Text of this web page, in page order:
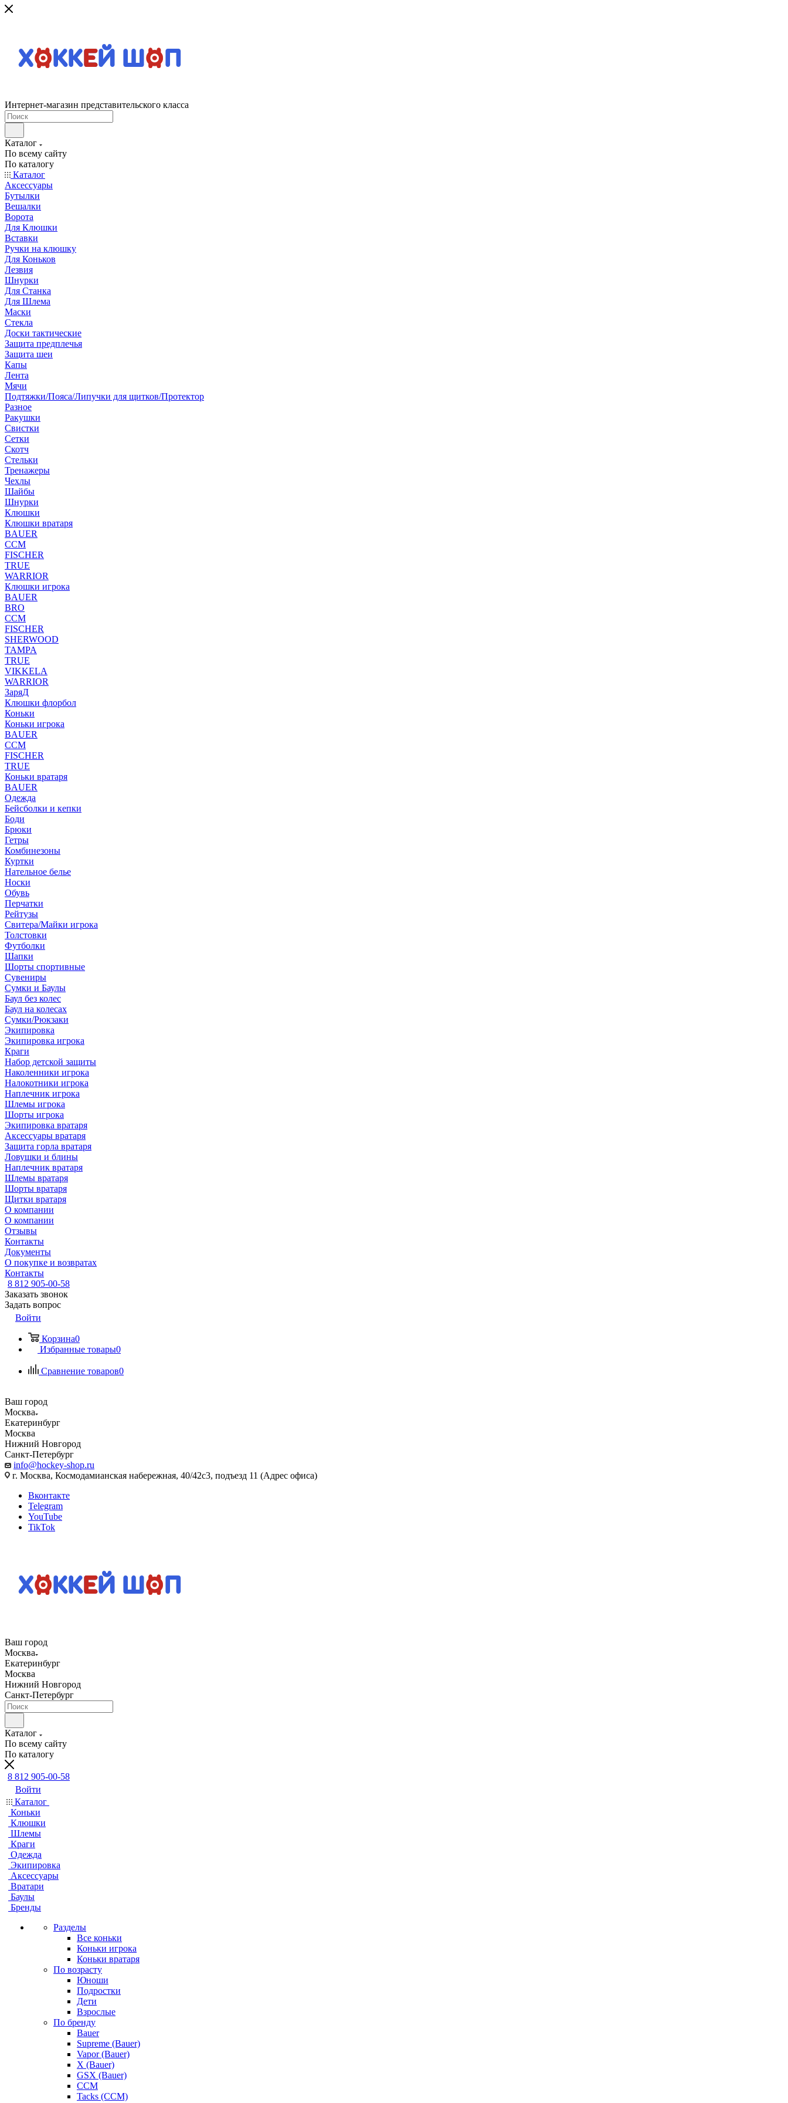
Интернет-магазин представительского класса
Каталог
По всему сайту
По каталогу
Каталог
Аксессуары
Бутылки
Вешалки
Ворота
Для Клюшки
Вставки
Ручки на клюшку
Для Коньков
Лезвия
Шнурки
Для Станка
Для Шлема
Маски
Стекла
Доски тактические
Защита предплечья
Защита шеи
Капы
Лента
Мячи
Подтяжки/Пояса/Липучки для щитков/Протектор
Разное
Ракушки
Свистки
Сетки
Скотч
Стельки
Тренажеры
Чехлы
Шайбы
Шнурки
Клюшки
Клюшки вратаря
BAUER
CCM
FISCHER
TRUE
WARRIOR
Клюшки игрока
BAUER
BRO
CCM
FISCHER
SHERWOOD
TAMPA
TRUE
VIKKELA
WARRIOR
ЗаряД
Клюшки флорбол
Коньки
Коньки игрока
BAUER
CCM
FISCHER
TRUE
Коньки вратаря
BAUER
Одежда
Бейсболки и кепки
Боди
Брюки
Гетры
Комбинезоны
Куртки
Нательное белье
Носки
Обувь
Перчатки
Рейтузы
Свитера/Майки игрока
Толстовки
Футболки
Шапки
Шорты спортивные
Сувениры
Сумки и Баулы
Баул без колес
Баул на колесах
Сумки/Рюкзаки
Экипировка
Экипировка игрока
Краги
Набор детской защиты
Наколенники игрока
Налокотники игрока
Наплечник игрока
Шлемы игрока
Шорты игрока
Экипировка вратаря
Аксессуары вратаря
Защита горла вратаря
Ловушки и блины
Наплечник вратаря
Шлемы вратаря
Шорты вратаря
Щитки вратаря
О компании
О компании
Отзывы
Контакты
Документы
О покупке и возвратах
Контакты
8 812 905-00-58
Заказать звонок
Задать вопрос
Войти
Корзина0
Избранные товары0
Сравнение товаров0
Ваш город
Москва
Екатеринбург
Москва
Нижний Новгород
Санкт-Петербург
info@hockey-shop.ru
г. Москва, Космодамианская набережная, 40/42с3, подъезд 11 (Адрес офиса)
Вконтакте
Telegram
YouTube
TikTok
Ваш город
Москва
Екатеринбург
Москва
Нижний Новгород
Санкт-Петербург
Каталог
По всему сайту
По каталогу
8 812 905-00-58
Войти
Каталог
Коньки
Клюшки
Шлемы
Краги
Одежда
Экипировка
Аксессуары
Вратари
Баулы
Бренды
Разделы
Все коньки
Коньки игрока
Коньки вратаря
По возрасту
Юноши
Подростки
Дети
Взрослые
По бренду
Bauer
Supreme (Bauer)
Vapor (Bauer)
X (Bauer)
GSX (Bauer)
CCM
Tacks (CCM)